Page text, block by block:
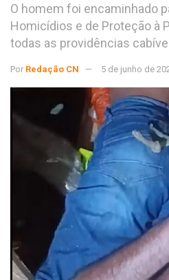
O homem foi encaminhado
Homicídios e de Proteção à
todas as providências
Por Redação CN 5 de junho de